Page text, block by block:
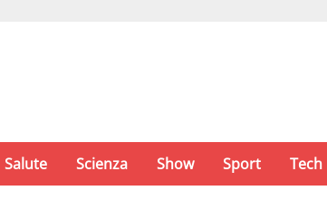
Salute Scienza Show Sport Tech